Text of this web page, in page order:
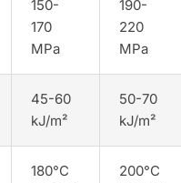
150-
170
MPa
190-
220
MPa
45-60
kJ/m²
50-70
kJ/m²
180°C
200°C